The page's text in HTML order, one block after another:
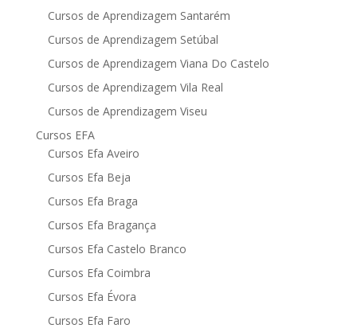
Cursos de Aprendizagem Santarém
Cursos de Aprendizagem Setúbal
Cursos de Aprendizagem Viana Do Castelo
Cursos de Aprendizagem Vila Real
Cursos de Aprendizagem Viseu
Cursos EFA
Cursos Efa Aveiro
Cursos Efa Beja
Cursos Efa Braga
Cursos Efa Bragança
Cursos Efa Castelo Branco
Cursos Efa Coimbra
Cursos Efa Évora
Cursos Efa Faro